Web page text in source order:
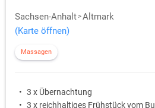
Sachsen-Anhalt Altmark
(Karte öffnen)
Massagen
3 x Übernachtung
3 x reichhaltiges Frühstück vom